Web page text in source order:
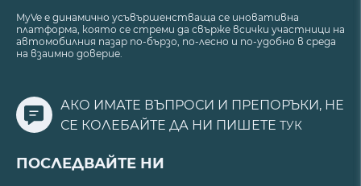
MyVe е динамично усъвършенстваща се иновативна
платформа, която се стреми да свърже всички участници на
автомобилния пазар по-бързо, по-лесно и по-удобно в среда
на взаимно доверие.
АКО ИМАТЕ ВЪПРОСИ И ПРЕПОРЪКИ, НЕ
СЕ КОЛЕБАЙТЕ ДА НИ ПИШЕТЕ ТУК
ПОСЛЕДВАЙТЕ НИ